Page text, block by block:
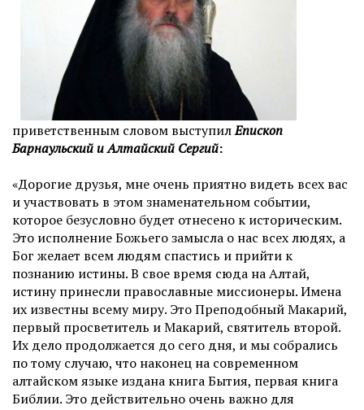
приветственным словом выступилЕпископ
Барнаульский и Алтайский Сергий:
«Дорогие друзья, мне очень приятно видеть всех вас
и участвовать в этом знаменательном событии,
которое безусловно будет отнесено к историческим.
Это исполнение Божьего замысла о нас всех людях, а
Бог желает всем людям спастись и прийти к
познанию истины. В свое время сюда на Алтай,
истину принесли православные миссионеры. Имена
их известны всему миру. Это Преподобный Макарий,
первый просветитель и Макарий, святитель второй.
Их дело продолжается до сего дня, и мы собрались
по тому случаю, что наконец на современном
алтайском языке издана книга Бытия, первая книга
Библии. Это действительно очень важно для